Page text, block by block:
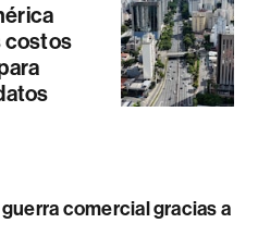
costos
comercial gracias a